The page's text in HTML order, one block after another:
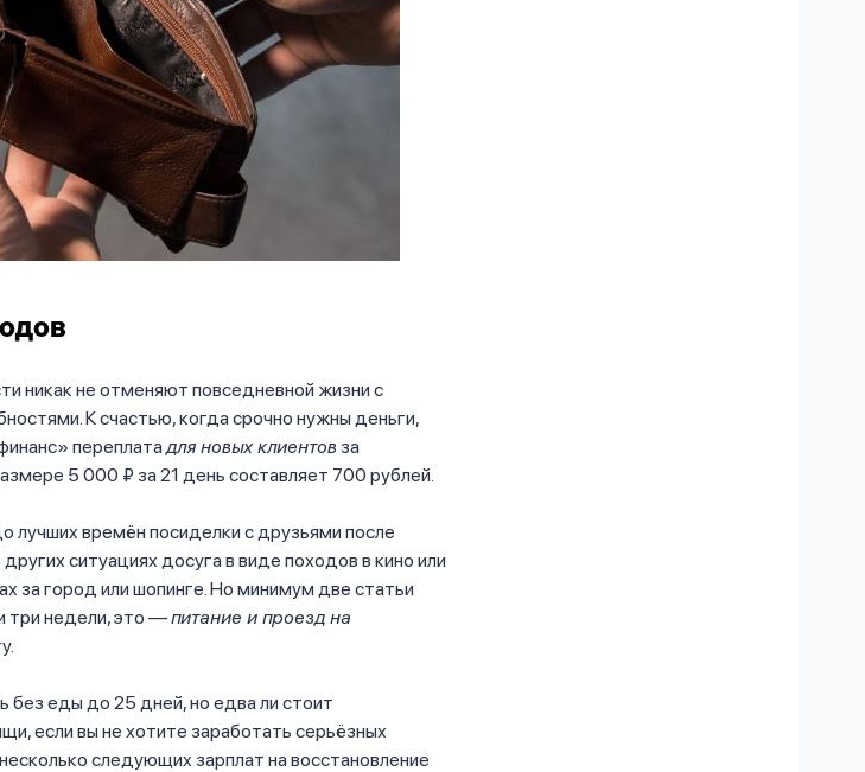
никак не отменяют повседневной жизни с
К счастью, когда срочно нужны деньги,
переплатадля новых клиентов за
5 000 ₽ за 21 день составляет 700 рублей.
лучших времён посиделки с друзьями после
ситуациях досуга в виде походов в кино или
за город или шопинге. Но минимум две статьи
три недели, это —питание и проезд на
без еды до 25 дней, но едва ли стоит
если вы не хотите заработать серьёзных
следующих зарплат на восстановление